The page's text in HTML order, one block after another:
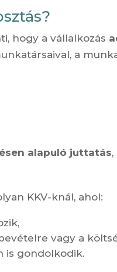
hogy a vállalkozás
a
alapuló juttatás
KKV-knál, ahol:
vagy a
is gondolkodik.